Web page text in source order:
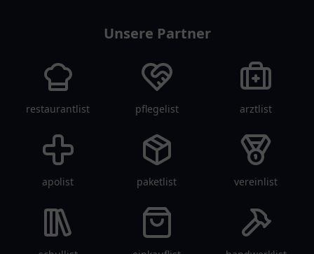
Unsere Partner
restaurantlist pflegelist arztlist
apolist paketlist vereinlist